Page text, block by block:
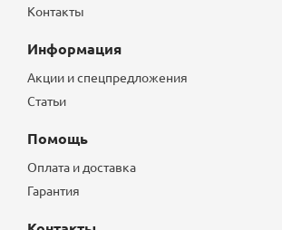
Контакты
Информация
Акции и спецпредложения
Статьи
Помощь
Оплата и доставка
Гарантия